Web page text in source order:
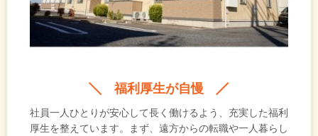
福利厚生が自慢
社員一人ひとりが安心して長く働けるよう、充実した福利
厚生を整えています。まず、遠方からの転職や一人暮らし